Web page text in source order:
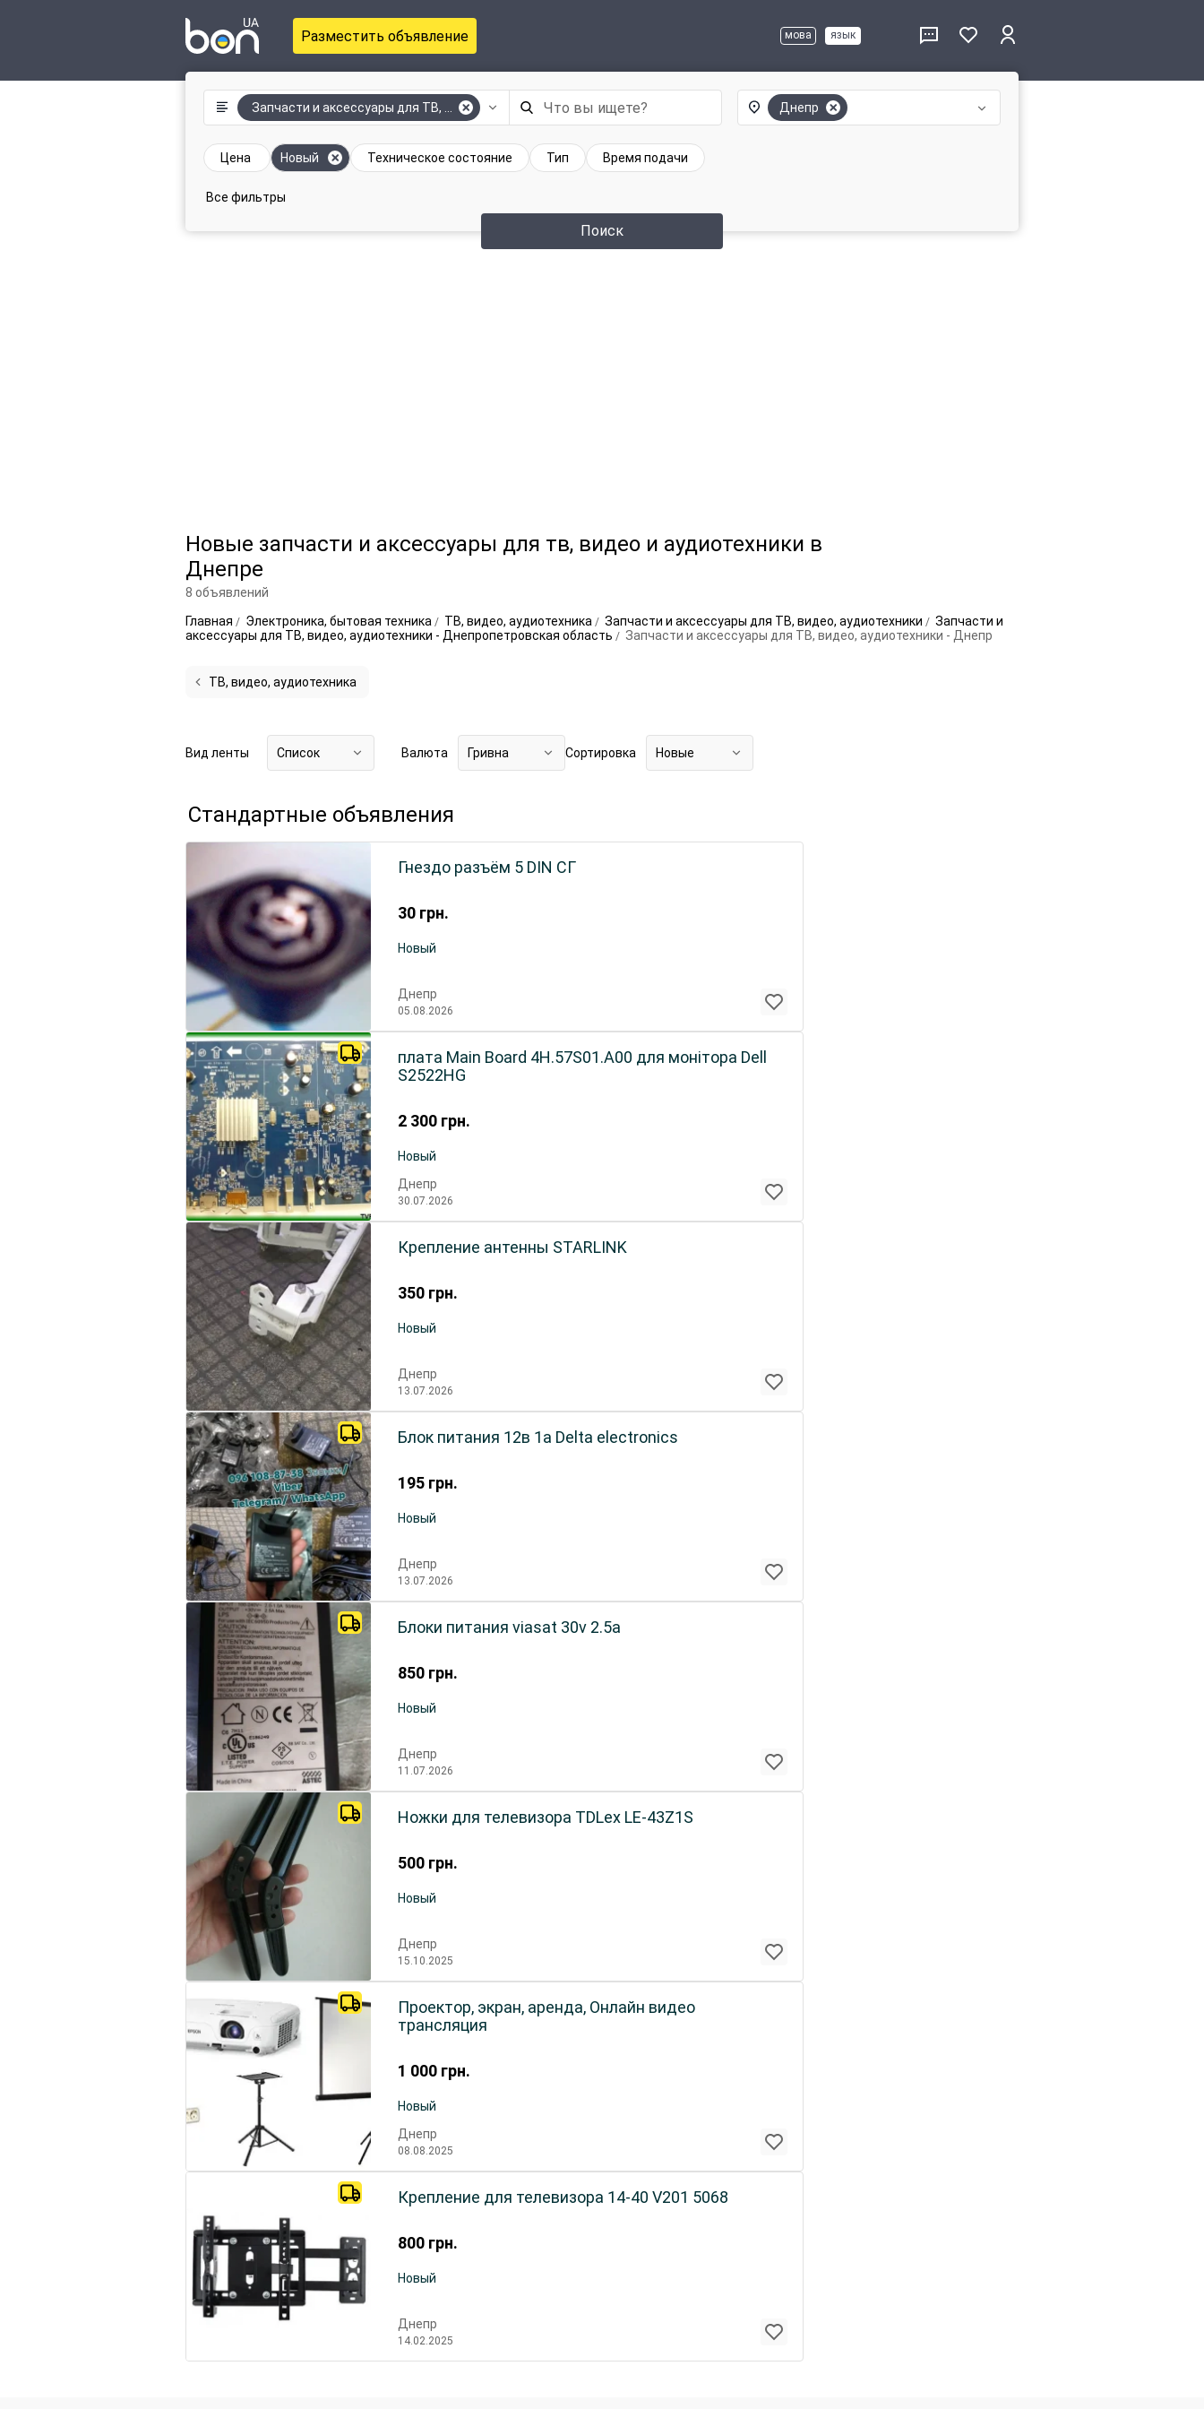
Разместить объявление мова язык
Запчасти и аксессуары для ТВ, видео, аудиотехники Днепр
Поиск
Цена Новый Техническое состояние Тип Время подачи
Все фильтры
Новые запчасти и аксессуары для тв, видео и аудиотехники в
Днепре
8 объявлений
Главная
Электроника, бытовая техника ТВ, видео, аудиотехника Запчасти и аксессуары для ТВ, видео, аудиотехники
Запчасти и
аксессуары для ТВ, видео, аудиотехники - Днепропетровская область
Запчасти и аксессуары для ТВ, видео, аудиотехники - Днепр
ТВ, видео, аудиотехника
Вид ленты Список Валюта Гривна Сортировка Новые
Стандартные объявления
30 грн.
Гнездо разъём 5 DIN СГ
Новый
Днепр
05.08.2026
2 300 грн.
плата Main Board 4H.57S01.A00 для монітора Dell
S2522HG
Новый
Днепр
30.07.2026
350 грн.
Крепление антенны STARLINK
Новый
Днепр
13.07.2026
195 грн.
Блок питания 12в 1а Delta electronics
Новый
Днепр
13.07.2026
850 грн.
Блоки питания viasat 30v 2.5a
Новый
Днепр
11.07.2026
500 грн.
Ножки для телевизора TDLex LE-43Z1S
Новый
Днепр
15.10.2025
1 000 грн.
Проектор, экран, аренда, Онлайн видео
трансляция
Новый
Днепр
08.08.2025
800 грн.
Крепление для телевизора 14-40 V201 5068
Новый
Днепр
14.02.2025